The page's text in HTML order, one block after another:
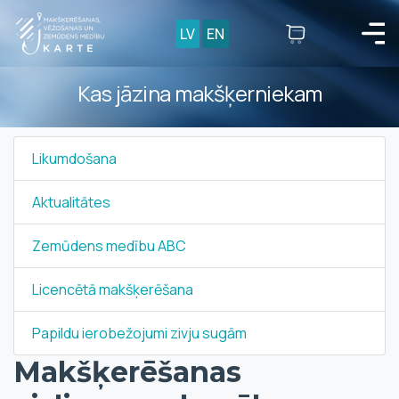
LV EN
Kas jāzina makšķerniekam
Likumdošana
Aktualitātes
Zemūdens medību ABC
Licencētā makšķerēšana
Papildu ierobežojumi zivju sugām
Makšķerēšanas